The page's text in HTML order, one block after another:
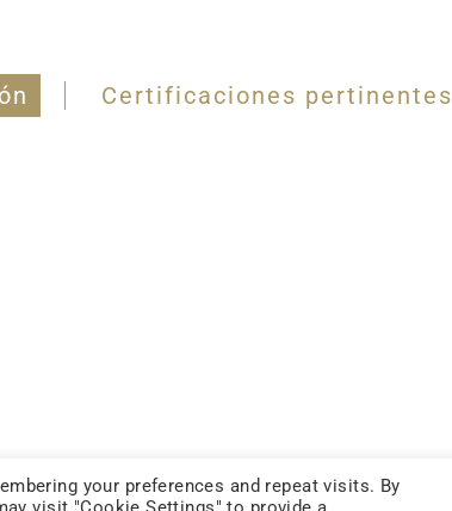
Certificaciones pertinentes
your preferences and repeat visits. By